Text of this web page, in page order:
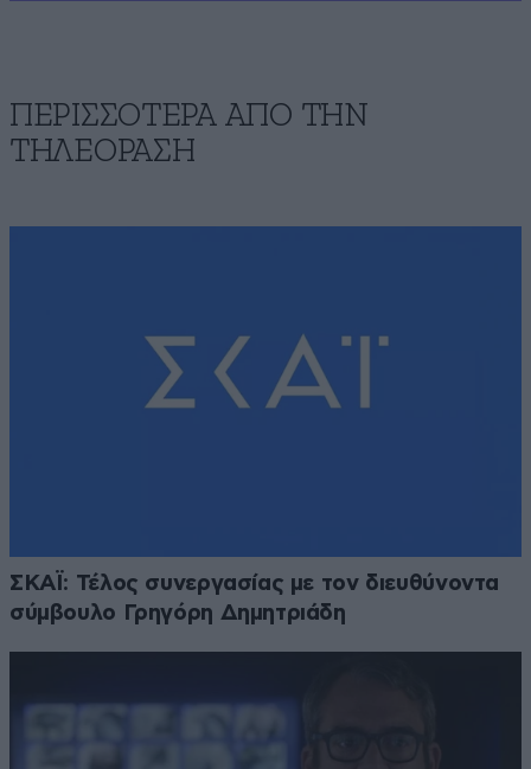
ΠΕΡΙΣΣΟΤΕΡΑ ΑΠΟ ΤΗΝ
ΤΗΛΕΟΡΑΣΗ
ΣΚΑΪ: Τέλος συνεργασίας με τον διευθύνοντα
σύμβουλο Γρηγόρη Δημητριάδη